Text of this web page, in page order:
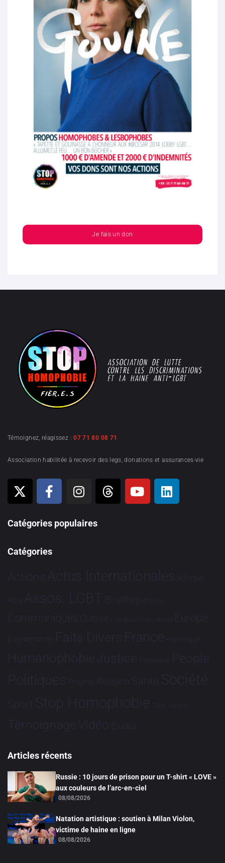
Je fais un don
Témoignez, réagissez :07 71 80 08 71
Association habilitée à recevoir des legs, donations et assurances-vie
Catégories populaires
Catégories
Actions Actus Internationales Afrique
Asie Assos. LGBT Bioéthique Brève
Communiqués Culture Dialogues France-Brésil Europe
Evénements Faits Divers France Hommage
HumanophobieJustice Partenariat People
Politiques Projets Religion Santé Société
Sport Stop Homophobie Tech Tribune
TémoignageVidéo Études
Articles récents
Russie : 10 jours de prison pour un T-shirt « LOVE »
aux couleurs de l’arc-en-ciel
08/08/2026
Natation artistique : soutien à Milan Violon,
victime de haine en ligne
08/08/2026